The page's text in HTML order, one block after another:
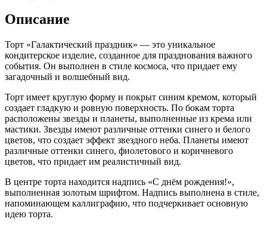
Описание
Торт «Галактический праздник» — это уникальное
кондитерское изделие, созданное для празднования важного
события. Он выполнен в стиле космоса, что придает ему
загадочный и волшебный вид.
Торт имеет круглую форму и покрыт синим кремом, который
создает гладкую и ровную поверхность. По бокам торта
расположены звезды и планеты, выполненные из крема или
мастики. Звезды имеют различные оттенки синего и белого
цветов, что создает эффект звездного неба. Планеты имеют
различные оттенки синего, фиолетового и коричневого
цветов, что придает им реалистичный вид.
В центре торта находится надпись «С днём рождения!»,
выполненная золотым шрифтом. Надпись выполнена в стиле,
напоминающем каллиграфию, что подчеркивает основную
идею торта.